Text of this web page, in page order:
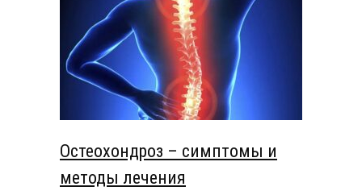
Остеохондроз – симптомы и
методы лечения